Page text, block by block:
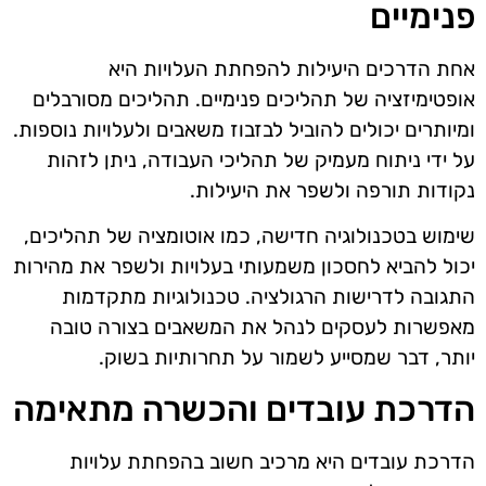
פנימיים
אחת הדרכים היעילות להפחתת העלויות היא
אופטימיזציה של תהליכים פנימיים. תהליכים מסורבלים
ומיותרים יכולים להוביל לבזבוז משאבים ולעלויות נוספות.
על ידי ניתוח מעמיק של תהליכי העבודה, ניתן לזהות
נקודות תורפה ולשפר את היעילות.
שימוש בטכנולוגיה חדישה, כמו אוטומציה של תהליכים,
יכול להביא לחסכון משמעותי בעלויות ולשפר את מהירות
התגובה לדרישות הרגולציה. טכנולוגיות מתקדמות
מאפשרות לעסקים לנהל את המשאבים בצורה טובה
יותר, דבר שמסייע לשמור על תחרותיות בשוק.
הדרכת עובדים והכשרה מתאימה
הדרכת עובדים היא מרכיב חשוב בהפחתת עלויות